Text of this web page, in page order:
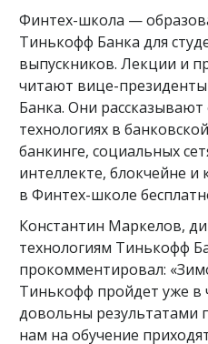
Финтех-школа —
Тинькофф Банка для
выпускников. Лекции и
читают вице-
Банка. Они
технологиях в
банкинге, социальных
интеллекте, блокчейне
в Финтех-школе
Константин Маркелов,
технологиям Тинькофф
прокомментировал:
Тинькофф пройдет уже в
довольны результатами
нам на обучение